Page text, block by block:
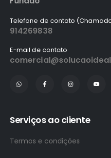
Telefone de contato
914269838
E-mail de contato
Serviços ao cliente
Termos e condições